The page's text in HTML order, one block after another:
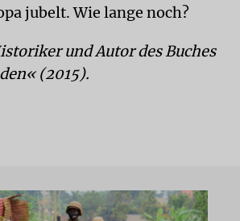
jubelt. Wie lange noch?
und Autor des Buches
(2015).